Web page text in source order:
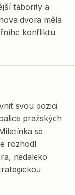
tábority a
dvora měla
konfliktu
svou pozici
pražských
se
rozhodl
nedaleko